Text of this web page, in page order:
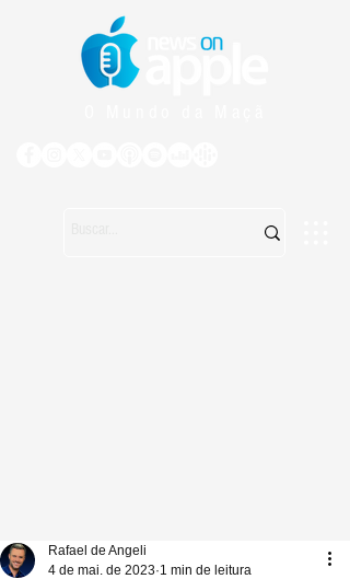
Rafael de Angeli
4 de mai. de 2023 1 min de leitura